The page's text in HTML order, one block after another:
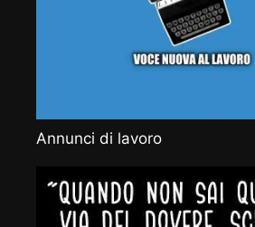
Annunci di lavoro